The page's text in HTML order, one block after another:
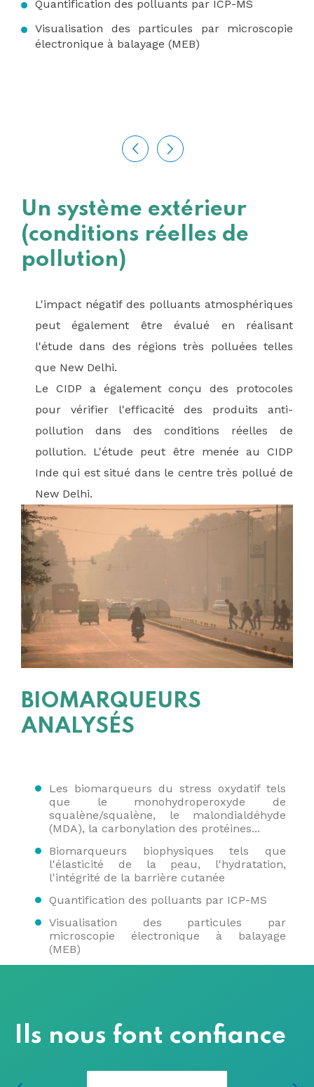
Quantification des polluants par ICP-MS
Visualisation des particules par microscopie
électronique à balayage (MEB)
Un système extérieur
(conditions réelles de
pollution)
L'impact négatif des polluants atmosphériques
peut également être évalué en réalisant
l'étude dans des régions très polluées telles
que New Delhi.
Le CIDP a également conçu des protocoles
pour vérifier l'efficacité des produits anti-
pollution dans des conditions réelles de
pollution. L'étude peut être menée au CIDP
Inde qui est situé dans le centre très pollué de
New Delhi.
BIOMARQUEURS
ANALYSÉS
Les biomarqueurs du stress oxydatif tels
que le monohydroperoxyde de
squalène/squalène, le malondialdéhyde
(MDA), la carbonylation des protéines...
Biomarqueurs biophysiques tels que
l'élasticité de la peau, l'hydratation,
l'intégrité de la barrière cutanée
Quantification des polluants par ICP-MS
Visualisation des particules par
microscopie électronique à balayage
(MEB)
Ils nous font confiance